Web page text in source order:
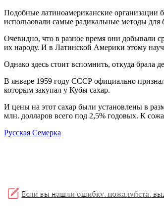
Подобные латиноамериканские организации
использовали самые радикальные методы
Очевидно, что в разное время они добывали
их народу. И в Латинской Америки этому
Однако здесь стоит вспомнить, откуда брала
В январе 1959 году СССР официально
которым закупал у Кубы сахар.
И цены на этот сахар были установлены в
млн. долларов всего под 2,5% годовых. К
Русская Семерка